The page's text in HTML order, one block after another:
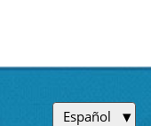
Español